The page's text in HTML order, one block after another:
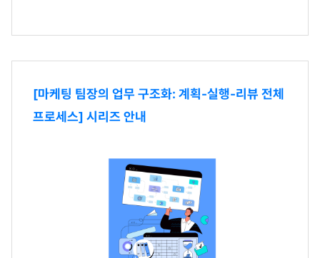
[마케팅 팀장의 업무 구조화: 계획-실행-리뷰 전체
프로세스] 시리즈 안내